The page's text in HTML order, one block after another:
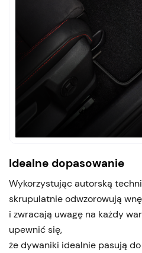
Idealne dopasowanie
Wykorzystując autorską
skrupulatnie odwzorowują
i zwracają uwagę na każdy
upewnić się,
że dywaniki idealnie pasują